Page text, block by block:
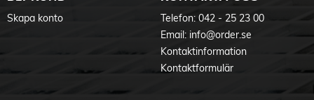
Skapa konto Telefon: 042 - 25 23 00
Email: info@order.se
Kontaktinformation
Kontaktformulär